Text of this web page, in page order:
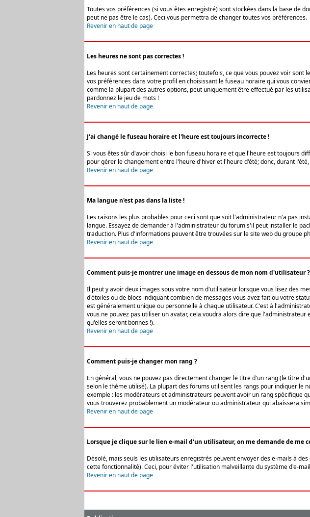
Toutes vos préférences (si vous êtes enregistré) sont stockées dans la base de
peut ne pas être le cas). Ceci vous permettra de changer toutes vos préférences.
Revenir en haut de page
Les heures ne sont pas correctes !
Les heures sont certainement correctes; toutefois, ce que vous pouvez voir
vos préférences dans votre profil en choisissant le fuseau horaire qui vous
comme la plupart des autres options, peut uniquement être effectué par les
pardonnez le jeu de mots !
Revenir en haut de page
J'ai changé le fuseau horaire et l'heure est toujours incorrecte !
Si vous êtes sûr d'avoir choisi le bon fuseau horaire et que l'heure est toujours
pour gérer le changement entre l'heure d'hiver et l'heure d'été; donc, durant
Revenir en haut de page
Ma langue n'est pas dans la liste !
Les raisons les plus probables pour ceci sont que soit l'administrateur n'a pas
langue. Essayez de demander à l'administrateur du forum s'il peut installer le
traduction. Plus d'informations peuvent être trouvées sur le site web du groupe
Revenir en haut de page
Comment puis-je montrer une image en dessous de mon nom d'utilisateur ?
Il peut y avoir deux images sous votre nom d'utilisateur lorsque vous lisez des
d'étoiles ou de blocs indiquant combien de messages vous avez fait ou votre
est généralement unique ou personnelle à chaque utilisateur. C'est à
vous ne pouvez pas utiliser un avatar, cela voudra alors dire que
qu'elles seront bonnes !).
Revenir en haut de page
Comment puis-je changer mon rang ?
En général, vous ne pouvez pas directement changer le titre d'un rang (le titre
selon le thème utilisé). La plupart des forums utilisent les rangs pour indiquer le
exemple : les modérateurs et administrateurs peuvent avoir un rang spécifique
vous trouverez probablement un modérateur ou administrateur qui abaissera
Revenir en haut de page
Lorsque je clique sur le lien e-mail d'un utilisateur, on me demande de me
Désolé, mais seuls les utilisateurs enregistrés peuvent envoyer des e-mails à
cette fonctionnalité). Ceci, pour éviter l'utilisation malveillante du système d'e-
Revenir en haut de page